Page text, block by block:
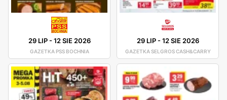
29 LIP-12 SIE 2026
GAZETKA PSS BOCHNIA
29 LIP-12 SIE 2026
GAZETKA SELGROS CASH&CARRY